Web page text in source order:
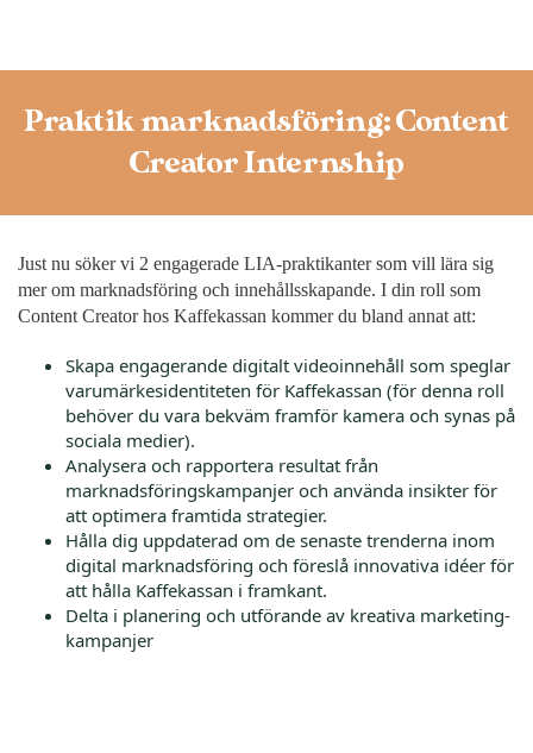
Praktik marknadsföring: Content
Creator Internship
Just nu söker vi 2 engagerade LIA-praktikanter som vill lära sig
mer om marknadsföring och innehållsskapande. I din roll som
Content Creator hos Kaffekassan kommer du bland annat att:
Skapa engagerande digitalt videoinnehåll som speglar
varumärkesidentiteten för Kaffekassan (för denna roll
behöver du vara bekväm framför kamera och synas på
sociala medier).
Analysera och rapportera resultat från
marknadsföringskampanjer och använda insikter för
att optimera framtida strategier.
Hålla dig uppdaterad om de senaste trenderna inom
digital marknadsföring och föreslå innovativa idéer för
att hålla Kaffekassan i framkant.
Delta i planering och utförande av kreativa marketing-
kampanjer